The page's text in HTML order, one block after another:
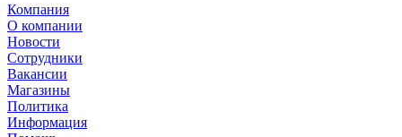
Компания
О компании
Новости
Сотрудники
Вакансии
Магазины
Политика
Информация